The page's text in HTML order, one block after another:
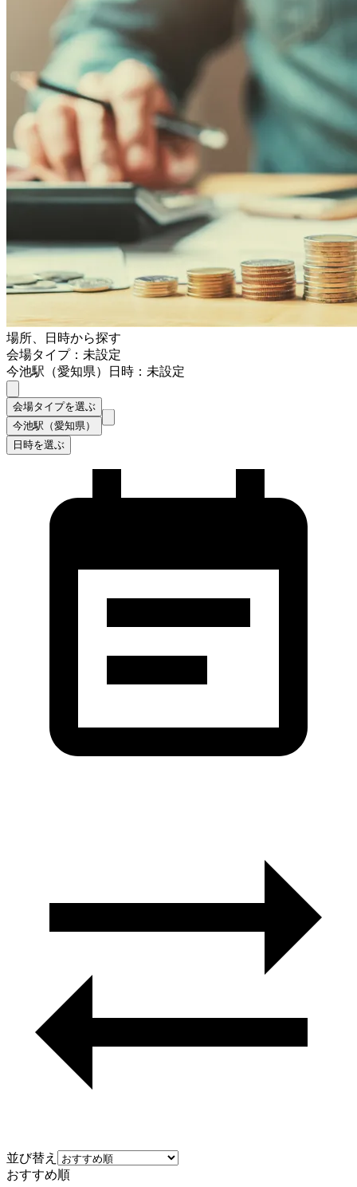
場所、日時から探す
会場タイプ：未設定
今池駅（愛知県）
日時：未設定
会場タイプを選ぶ
今池駅（愛知県）
日時を選ぶ
並び替え
おすすめ順